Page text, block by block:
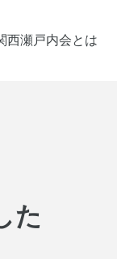
西瀬戸内会とは
た